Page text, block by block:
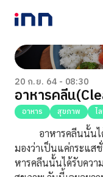
NEWS
ENTERTAINMENT
LIFESTYLE
HOROSCOPE
VIDEO
ร่วมด้วยช่วยกัน
20 ก.ย. 64 - 08:30
อาหารคลีน
อาหาร สุขภาพ ไ
อาหารคลีนนั้นได้
มองว่าเป็นแค่กระแส
หารคลีนนั้นได้รับควา